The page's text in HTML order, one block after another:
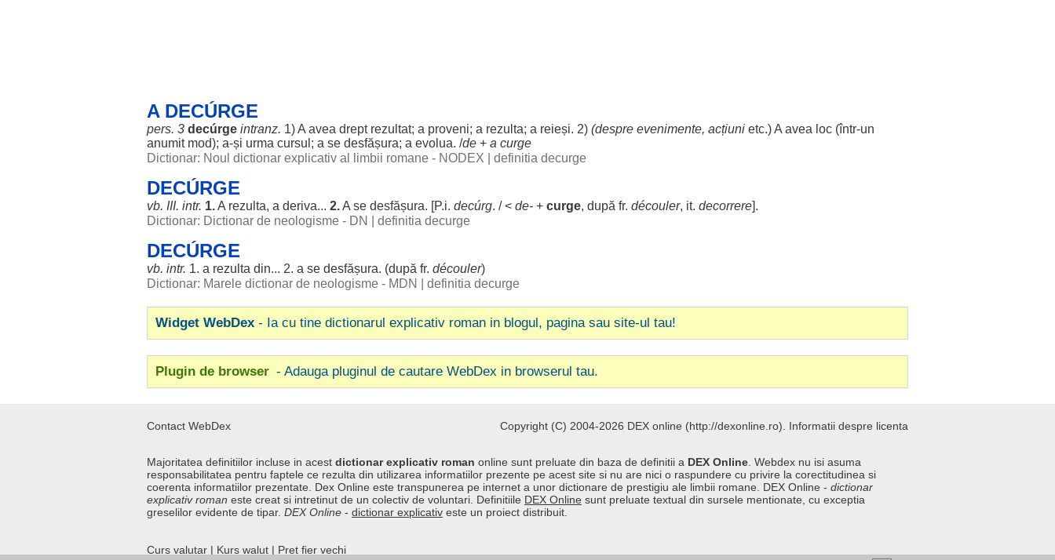
A DECÚRGE
pers. 3 decúrge intranz. 1) A avea drept rezultat; a proveni; a rezulta; a reieși. 2) (despre evenimente, acțiuni etc.) A avea loc (într-un
anumit mod); a-și urma cursul ; a se desfășura; a evolua. /de + a curge
Dictionar: Noul dictionar explicativ al limbii romane - NODEX
definitia decurge
DECÚRGE
vb. III. intr. 1.A rezulta, a deriva... 2.A se desfășura. [P.i. decúrg. / < de- + curge, după fr. découler, it. decorrere].
Dictionar: Dictionar de neologisme - DN
definitia decurge
DECÚRGE
vb. intr. 1. a rezulta din... 2. a se desfășura. (după fr. découler)
Dictionar: Marele dictionar de neologisme - MDN
definitia decurge
Widget WebDex - Ia cu tine dictionarul explicativ roman in blogul, pagina sau site-ul tau!
Plugin de browser - Adauga pluginul de cautare WebDex in browserul tau.
Contact WebDex Copyright (C) 2004-2026 DEX online (http://dexonline.ro). Informatii despre licenta
Majoritatea definitiilor incluse in acest dictionar explicativ roman online sunt preluate din baza de definitii a DEX Online. Webdex nu isi asuma
responsabilitatea pentru faptele ce rezulta din utilizarea informatiilor prezente pe acest site si nu are nici o raspundere cu privire la corectitudinea si
coerenta informatiilor prezentate. Dex Online este transpunerea pe internet a unor dictionare de prestigiu ale limbii romane. DEX Online - dictionar
explicativ roman este creat si intretinut de un colectiv de voluntari. Definitiile DEX Online sunt preluate textual din sursele mentionate, cu exceptia
greselilor evidente de tipar. DEX Online - dictionar explicativ este un proiect distribuit.
Curs valutar | Kurs walut | Pret fier vechi